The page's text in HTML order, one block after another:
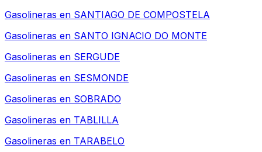
Gasolineras en SANTIAGO DE COMPOSTELA
Gasolineras en SANTO IGNACIO DO MONTE
Gasolineras en SERGUDE
Gasolineras en SESMONDE
Gasolineras en SOBRADO
Gasolineras en TABLILLA
Gasolineras en TARABELO